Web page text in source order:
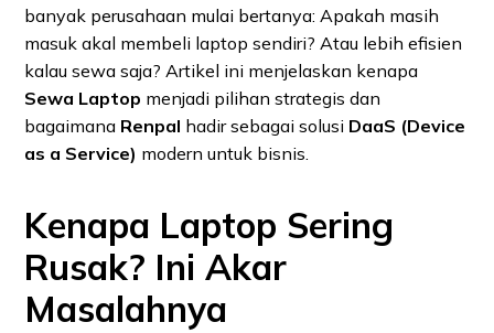
banyak perusahaan mulai bertanya: Apakah masih
masuk akal membeli laptop sendiri? Atau lebih efisien
kalau sewa saja? Artikel ini menjelaskan kenapa
Sewa Laptop menjadi pilihan strategis dan
bagaimana Renpal hadir sebagai solusi DaaS (Device
as a Service) modern untuk bisnis.
Kenapa Laptop Sering
Rusak? Ini Akar
Masalahnya